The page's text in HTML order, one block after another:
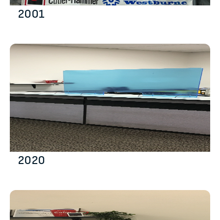
2001
2020